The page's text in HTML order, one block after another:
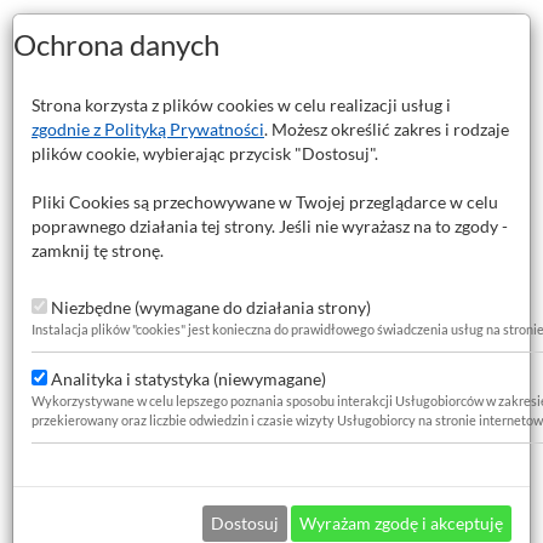
to profesjonalny wybór do warsztatów ślusarskich, produkcyjnych
wstępne będzie idealnie osiowe.
twardość powierzchniową narzędzia, zmniejsza tarcie oraz
gwarantuje doskonałą sprężystość, odporność na tępienie oraz
osadzenie w uchwytach wiertarskich tokarek, frezarek oraz
(otworów centrujących). Są niezbędne przed przystąpieniem do
obróbce:
Ochrona danych
Strona korzysta z plików cookies w celu realizacji usług i
zgodnie z Polityką Prywatności. Możesz określić zakres i rodzaje
plików cookie, wybierając przycisk "Dostosuj".
Pliki Cookies są przechowywane w Twojej przeglądarce w celu
poprawnego działania tej strony. Jeśli nie wyrażasz na to zgody -
zamknij tę stronę.
Niezbędne (wymagane do działania strony)
Instalacja plików "cookies" jest konieczna do prawidłowego świadczenia usług na
Analityka i statystyka (niewymagane)
Wykorzystywane w celu lepszego poznania sposobu interakcji Usługobiorców w
przekierowany oraz liczbie odwiedzin i czasie wizyty Usługobiorcy na stronie
Dostosuj Wyrażam zgodę i akceptuję